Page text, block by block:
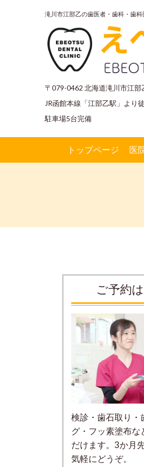
滝川市江部乙の歯医者・歯科・歯科
〒079-0462 北海道滝川市江
JR函館本線「江部乙駅」より
駐車場5台完備
トップページ 医
ご予約
検診・歯石取り・
グ・フッ素塗布な
だけます。3か月
気軽にどうぞ。